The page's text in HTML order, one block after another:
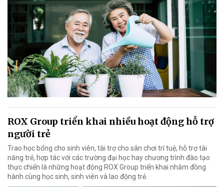
ROX Group triển khai nhiều hoạt động hỗ trợ
người trẻ
Trao học bổng cho sinh viên, tài trợ cho sân chơi trí tuệ, hỗ trợ tài
năng trẻ, hợp tác với các trường đại học hay chương trình đào tạo
thực chiến là những hoạt động ROX Group triển khai nhằm đồng
hành cùng học sinh, sinh viên và lao động trẻ.